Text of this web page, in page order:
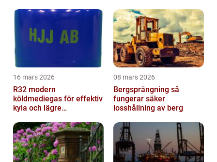
16 mars 2026
R32 modern
köldmediegas för effektiv
kyla och lägre
08 mars 2026
Bergsprängning så
fungerar säker
losshållning av berg